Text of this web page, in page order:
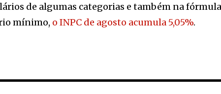
de algumas categorias e também na
mínimo, o INPC de agosto acumula 5,05%.